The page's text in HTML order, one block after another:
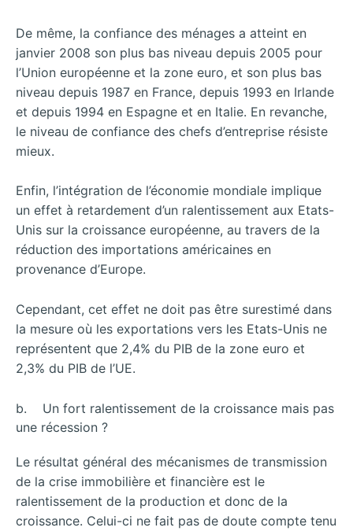
De même, la confiance des ménages a atteint en
janvier 2008 son plus bas niveau depuis 2005 pour
l’Union européenne et la zone euro, et son plus bas
niveau depuis 1987 en France, depuis 1993 en Irlande
et depuis 1994 en Espagne et en Italie. En revanche,
le niveau de confiance des chefs d’entreprise résiste
mieux.
Enfin, l’intégration de l’économie mondiale implique
un effet à retardement d’un ralentissement aux Etats-
Unis sur la croissance européenne, au travers de la
réduction des importations américaines en
provenance d’Europe.
Cependant, cet effet ne doit pas être surestimé dans
la mesure où les exportations vers les Etats-Unis ne
représentent que 2,4% du PIB de la zone euro et
2,3% du PIB de l’UE.
b. Un fort ralentissement de la croissance mais pas
une récession ?
Le résultat général des mécanismes de transmission
de la crise immobilière et financière est le
ralentissement de la production et donc de la
croissance. Celui-ci ne fait pas de doute compte tenu